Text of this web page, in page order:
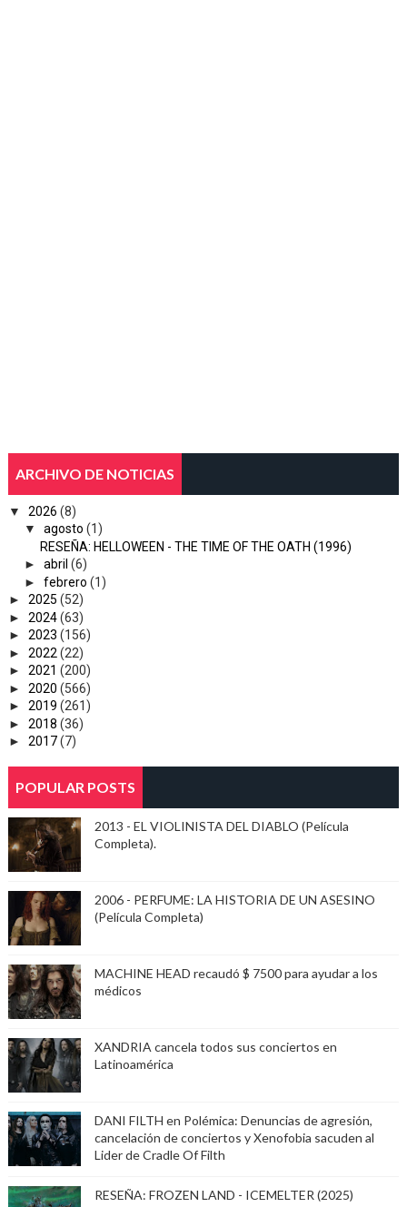
ARCHIVO DE NOTICIAS
▼ 2026 (8)
▼
agosto (1)
RESEÑA: HELLOWEEN - THE TIME OF THE OATH (1996)
► abril (6)
► febrero (1)
► 2025 (52)
► 2024(63)
► 2023 (156)
► 2022 (22)
► 2021 (200)
► 2020 (566)
► 2019 (261)
► 2018 (36)
► 2017(7)
POPULAR POSTS
2013 - EL VIOLINISTA DEL DIABLO (Película
Completa).
2006 - PERFUME: LA HISTORIA DE UN ASESINO
(Película Completa)
MACHINE HEAD recaudó $ 7500 para ayudar a los
médicos
XANDRIA cancela todos sus conciertos en
Latinoamérica
DANI FILTH en Polémica: Denuncias de agresión,
cancelación de conciertos y Xenofobia sacuden al
Lider de Cradle Of Filth
RESEÑA: FROZEN LAND - ICEMELTER (2025)